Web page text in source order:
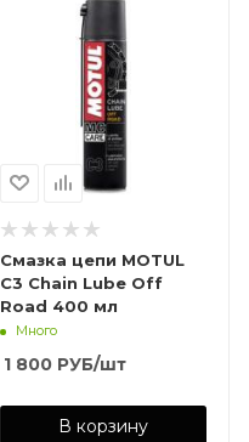
Смазка цепи MOTUL
C3 Chain Lube Off
Road 400 мл
Много
1 800РУБ/шт
В корзину